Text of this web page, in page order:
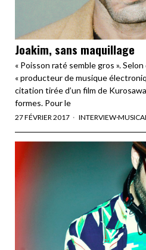
Joakim, sans maquillage
« Poisson raté semble gros ».
« producteur de musique
citation tirée d’un film de
formes. Pour le
27 FÉVRIER 2017 INTERVIEW·